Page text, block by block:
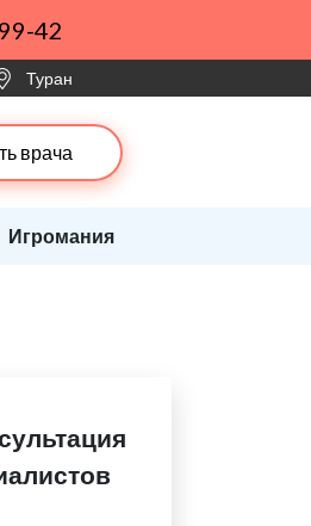
42
Туран
врача
Игромания